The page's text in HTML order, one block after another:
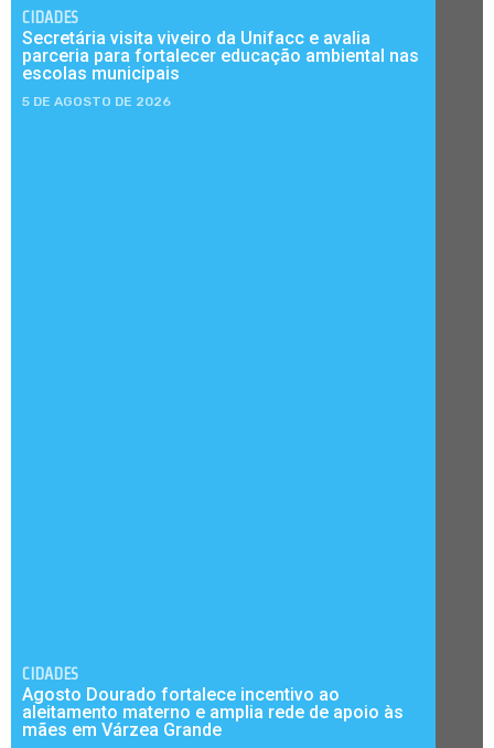
CIDADES
Secretária visita viveiro da Unifacc e avalia
parceria para fortalecer educação ambiental nas
escolas municipais
5 DE AGOSTO DE 2026
CIDADES
Agosto Dourado fortalece incentivo ao
aleitamento materno e amplia rede de apoio às
mães em Várzea Grande